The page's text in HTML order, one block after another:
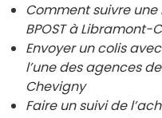
Comment suivre
BPOST à Libramont-
Envoyer un colis
l’une des agences de
Chevigny
Faire un suivi de